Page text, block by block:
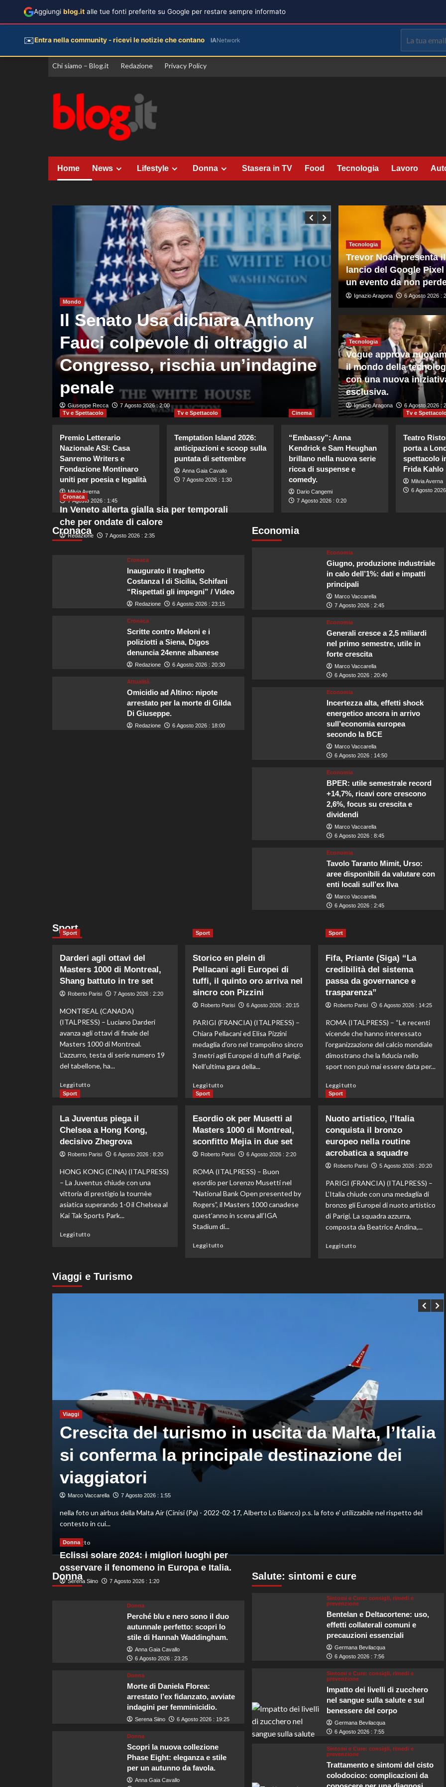
Vai
Chi siamo – Blog.it Redazione Privacy Policy
Home News Lifestyle Donna Stasera in TV Food Tecnologia Lavoro
Mondo
Il Senato Usa dichiara Anthony
Fauci colpevole di oltraggio al
Congresso, rischia un’indagine
penale
Giuseppe Recca 7 Agosto 2026 : 2:00
Crans
ricorso
costituzione
governo
Giuseppe Recca 6 Agosto 2026 :
Tecnologia
Trevor Noah presenta il
lancio del Google Pixel
un evento da non
Ignazio Aragona 6 Agosto 2026 :
Tecnologia
Vogue approva
il mondo della
con una nuova
esclusiva.
Ignazio Aragona 6 Agosto 2026 :
Tv e Spettacolo
Premio Letterario
Nazionale ASI: Casa
Sanremo Writers e
Fondazione Montinaro
uniti per poesia e legalità
Milvia Averna
7 Agosto 2026 : 1:45
Tv e Spettacolo
Temptation Island 2026:
anticipazioni e scoop sulla
puntata di settembre
Anna Gaia Cavallo
7 Agosto 2026 : 1:30
Cinema
“Embassy”: Anna
Kendrick e Sam Heughan
brillano nella nuova serie
ricca di suspense e
comedy.
Dario Cangemi
7 Agosto 2026 : 0:20
Tv e
Teatro
porta a
spettacolo
Frida Kahlo
Milvia Averna
6 Agosto
Cronaca
Cronaca
In Veneto allerta gialla sia per temporali
che per ondate di calore
Redazione 7 Agosto 2026 : 2:35
Cronaca
Inaugurato il traghetto
Costanza I di Sicilia, Schifani
“Rispettati gli impegni” / Video
Redazione 6 Agosto 2026 : 23:15
Cronaca
Scritte contro Meloni e i
poliziotti a Siena, Digos
denuncia 24enne albanese
Redazione 6 Agosto 2026 : 20:30
Attualità
Omicidio ad Altino: nipote
arrestato per la morte di Gilda
Di Giuseppe.
Redazione 6 Agosto 2026 : 18:00
Economia
Economia
Giugno, produzione industriale
in calo dell’1%: dati e impatti
principali
Marco Vaccarella
7 Agosto 2026 : 2:45
Economia
Generali cresce a 2,5 miliardi
nel primo semestre, utile in
forte crescita
Marco Vaccarella
6 Agosto 2026 : 20:40
Economia
Incertezza alta, effetti shock
energetico ancora in arrivo
sull’economia europea
secondo la BCE
Marco Vaccarella
6 Agosto 2026 : 14:50
Economia
BPER: utile semestrale record
+14,7%, ricavi core crescono
2,6%, focus su crescita e
dividendi
Marco Vaccarella
6 Agosto 2026 : 8:45
Economia
Tavolo Taranto Mimit, Urso:
aree disponibili da valutare con
enti locali sull’ex Ilva
Marco Vaccarella
6 Agosto 2026 : 2:45
Sport
Sport
Darderi agli ottavi del
Masters 1000 di Montreal,
Shang battuto in tre set
Roberto Parisi 7 Agosto 2026 : 2:20
MONTREAL (CANADA)
(ITALPRESS) – Luciano Darderi
avanza agli ottavi di finale del
Masters 1000 di Montreal.
L’azzurro, testa di serie numero 19
del tabellone, ha...
Leggi tuttoLeggi
Darderi
agli
ottavi
Masters
1000
Montreal,
Shang
battuto
in
set
Sport
Storico en plein di
Pellacani agli Europei di
tuffi, il quinto oro arriva nel
sincro con Pizzini
Roberto Parisi 6 Agosto 2026 : 20:15
PARIGI (FRANCIA) (ITALPRESS) –
Chiara Pellacani ed Elisa Pizzini
medaglia d’oro nel trampolino sincro
3 metri agli Europei di tuffi di Parigi.
Nell’ultima gara della...
Leggi tuttoLeggi
Storico
en
plein
agli
Europei
tuffi,
il
quinto
oro
nel
Sport
Fifa, Priante (Siga) “La
credibilità del sistema
passa da governance e
trasparenza”
Roberto Parisi 6 Agosto 2026 : 14:25
ROMA (ITALPRESS) – “Le recenti
vicende che hanno interessato
l’organizzazione del calcio mondiale
dimostrano che la fiducia nello
sport non può mai essere data per...
Leggi tutto
Fifa,
Priante
(Siga)
“La
del
passa
da
governance
e
trasparenza”
Sport
La Juventus piega il
Chelsea a Hong Kong,
decisivo Zhegrova
Roberto Parisi 6 Agosto 2026 : 8:20
HONG KONG (CINA) (ITALPRESS)
– La Juventus chiude con una
vittoria di prestigio la tournèe
asiatica superando 1-0 il Chelsea al
Kai Tak Sports Park...
Leggi tuttoLeggi
Juventus
Sport
Esordio ok per Musetti al
Masters 1000 di Montreal,
sconfitto Mejia in due set
Roberto Parisi 6 Agosto 2026 : 2:20
ROMA (ITALPRESS) – Buon
esordio per Lorenzo Musetti nel
“National Bank Open presented by
Rogers”, il Masters 1000 canadese
quest’anno in scena all’IGA
Stadium di...
Leggi tuttoLeggi
set
Sport
Nuoto artistico, l’Italia
conquista il bronzo
europeo nella routine
acrobatica a squadre
Roberto Parisi 5 Agosto 2026 : 20:20
PARIGI (FRANCIA) (ITALPRESS) –
L’Italia chiude con una medaglia di
bronzo gli Europei di nuoto artistico
di Parigi. La squadra azzurra,
composta da Beatrice Andina,...
Leggi tutto
artistico,
nella
routine
acrobatica
squadre
Viaggi e Turismo
Viaggi
Crescita del turismo in uscita da Malta, l’Italia
si conferma la principale destinazione dei
viaggiatori
Marco Vaccarella 7 Agosto 2026 : 1:55
nella foto un airbus della Malta Air (Cinisi (Pa) - 2022-02-17, Alberto Lo Bianco) p.s. la foto e' utilizzabile nel rispetto del
contesto in cui...
Leggi tuttoLeggi
più
su
Crescita
Donna
Donna
Eclissi solare 2024: i migliori luoghi per
osservare il fenomeno in Europa e Italia.
Serena Siino 7 Agosto 2026 : 1:20
Donna
Perché blu e nero sono il duo
autunnale perfetto: scopri lo
stile di Hannah Waddingham.
Anna Gaia Cavallo
6 Agosto 2026 : 23:25
Donna
Morte di Daniela Florea:
arrestato l’ex fidanzato, avviate
indagini per femminicidio.
Serena Siino 6 Agosto 2026 : 19:25
Donna
Scopri la nuova collezione
Phase Eight: eleganza e stile
per un autunno da favola.
Anna Gaia Cavallo
Salute: sintomi e cure
Sintomi e Cure: consigli, rimedi e
prevenzione
Bentelan e Deltacortene: uso,
effetti collaterali comuni e
precauzioni essenziali
Germana Bevilacqua
6 Agosto 2026 : 7:56
Sintomi e Cure: consigli, rimedi e
prevenzione
Impatto dei livelli di zucchero
nel sangue sulla salute e sul
benessere del corpo
Germana Bevilacqua
6 Agosto 2026 : 7:55
Sintomi e Cure: consigli, rimedi e
prevenzione
Trattamento e sintomi del cisto
colodocico: complicazioni da
Aggiungi blog.it alle tue fonti preferite su Google per restare sempre informato
✉️Entra nella community - ricevi le notizie che contano IANetwork